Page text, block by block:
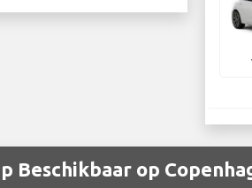
Beschikbaar op